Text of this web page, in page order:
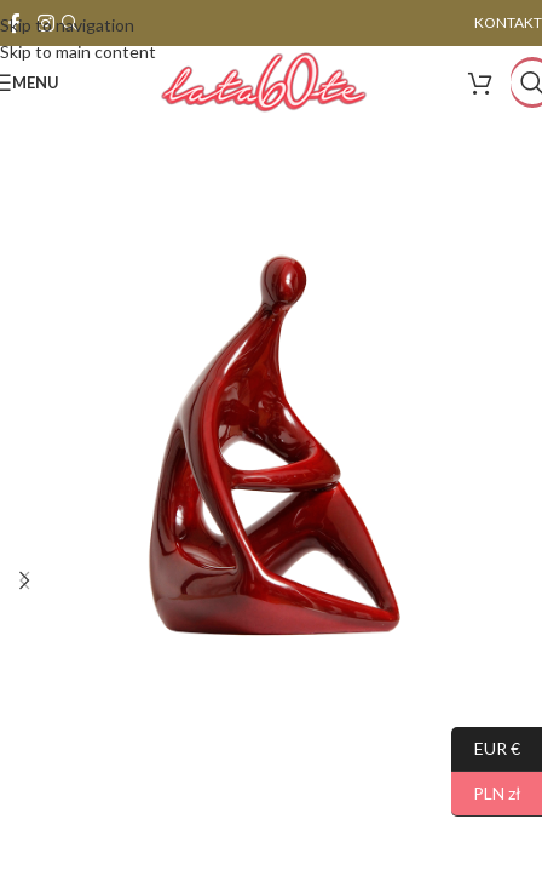
Skip to navigation
Skip to main content
KONTAKT
MENU
EUR €
PLN zł